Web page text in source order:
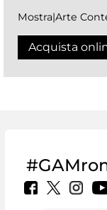
Mostra|Arte
Acquista